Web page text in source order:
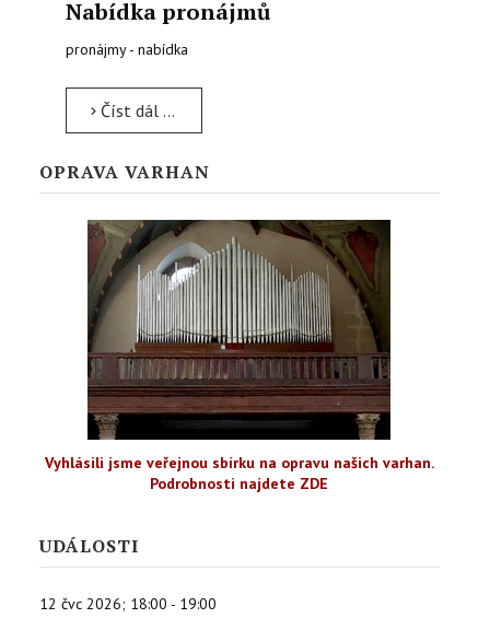
Nabídka pronájmů
pronájmy - nabídka
Číst dál …
OPRAVA VARHAN
Vyhlásili jsme veřejnou sbírku na opravu našich varhan.
Podrobnosti najdete ZDE
UDÁLOSTI
12 čvc 2026; 18:00 - 19:00